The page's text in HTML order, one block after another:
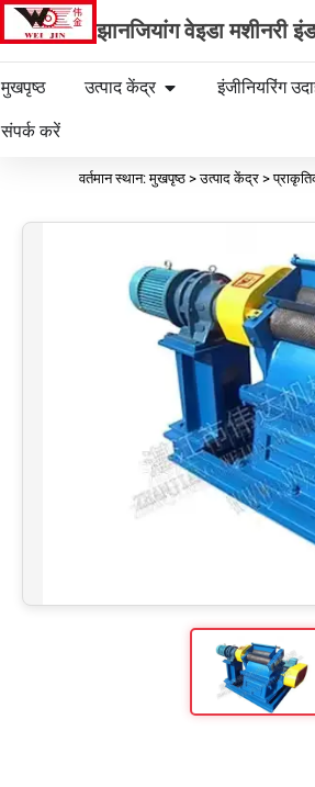
झानजियांग वेइडा मशीनरी
मुखपृष्ठ उत्पाद केंद्र इंजीनियरिंग
संपर्क करें
वर्तमान स्थान: मुखपृष्ठ > उत्पाद केंद्र >